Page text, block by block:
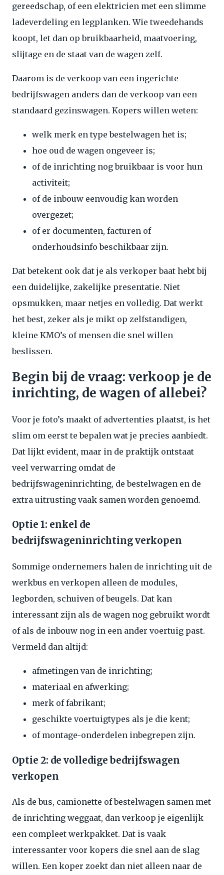
gereedschap, of een elektricien met een slimme
ladeverdeling en legplanken. Wie tweedehands
koopt, let dan op bruikbaarheid, maatvoering,
slijtage en de staat van de wagen zelf.
Daarom is de verkoop van een ingerichte
bedrijfswagen anders dan de verkoop van een
standaard gezinswagen. Kopers willen weten:
welk merk en type bestelwagen het is;
hoe oud de wagen ongeveer is;
of de inrichting nog bruikbaar is voor hun
activiteit;
of de inbouw eenvoudig kan worden
overgezet;
of er documenten, facturen of
onderhoudsinfo beschikbaar zijn.
Dat betekent ook dat je als verkoper baat hebt bij
een duidelijke, zakelijke presentatie. Niet
opsmukken, maar netjes en volledig. Dat werkt
het best, zeker als je mikt op zelfstandigen,
kleine KMO’s of mensen die snel willen
beslissen.
Begin bij de vraag: verkoop je de
inrichting, de wagen of allebei?
Voor je foto’s maakt of advertenties plaatst, is het
slim om eerst te bepalen wat je precies aanbiedt.
Dat lijkt evident, maar in de praktijk ontstaat
veel verwarring omdat de
bedrijfswageninrichting, de bestelwagen en de
extra uitrusting vaak samen worden genoemd.
Optie 1: enkel de
bedrijfswageninrichting verkopen
Sommige ondernemers halen de inrichting uit de
werkbus en verkopen alleen de modules,
legborden, schuiven of beugels. Dat kan
interessant zijn als de wagen nog gebruikt wordt
of als de inbouw nog in een ander voertuig past.
Vermeld dan altijd:
afmetingen van de inrichting;
materiaal en afwerking;
merk of fabrikant;
geschikte voertuigtypes als je die kent;
of montage-onderdelen inbegrepen zijn.
Optie 2: de volledige bedrijfswagen
verkopen
Als de bus, camionette of bestelwagen samen met
de inrichting weggaat, dan verkoop je eigenlijk
een compleet werkpakket. Dat is vaak
interessanter voor kopers die snel aan de slag
willen. Een koper zoekt dan niet alleen naar de